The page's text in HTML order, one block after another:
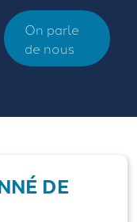
On parle
de nous
DE